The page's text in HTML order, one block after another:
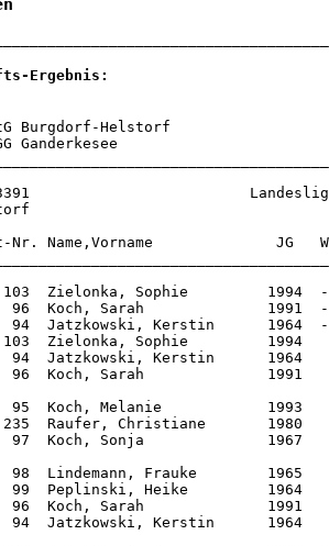
Ergebnis:
Burgdorf-Helstorf
Ganderkesee
3391                         Landesliga
Helstorf
Name,Vorname              JG
Zielonka, Sophie
96  Koch, Sarah              1991
94  Jatzkowski, Kerstin
103  Zielonka, Sophie
94  Jatzkowski, Kerstin
96  Koch, Sarah
95  Koch, Melanie
Raufer, Christiane       1980
97  Koch, Sonja
98  Lindemann, Frauke
99  Peplinski, Heike         1964
96  Koch, Sarah
94  Jatzkowski, Kerstin